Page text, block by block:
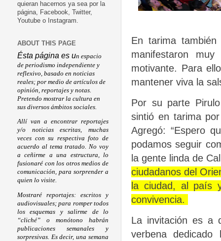
En tarima
manifestaron
motivante. Para
mantener viva la
Por su parte
sintió en tarima
Agregó: “Espero
podamos seguir
la gente linda de
ciudadanos del
la ciudad, al país
convivencia.
La invitación es a
verbena
quieran hacernos ya sea por la
página, Facebook, Twitter,
Youtube o Instagram.
ABOUT THIS PAGE
Ésta página es un espacio
de periodismo independiente y
reflexivo, basado en noticias
reales; por medio de artículos de
opinión, reportajes y notas.
Pretendo mostrar la cultura en
sus diversos ámbitos sociales.
Allí van a encontrar reportajes
y/o noticias escritas, muchas
veces con su respectiva foto de
acuerdo al tema tratado. No voy
a ceñirme a una estructura, lo
fusionaré con los otros medios de
comunicación, para sorprender a
quien lo visite.
Mostraré reportajes: escritos y
audiovisuales; para romper todos
los esquemas y salirme de lo
“cliché” o monótono habrán
publicaciones semanales y
sorpresivas. Es decir, una semana